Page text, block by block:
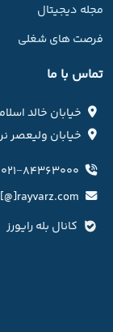
مجله دیجیتال
فرصت های شغلی
تماس با ما
خیابان خالد
خیابان ولیعصر
۰۲۱−۸۴۳۶۳۰۰۰
کانال بله رایورز